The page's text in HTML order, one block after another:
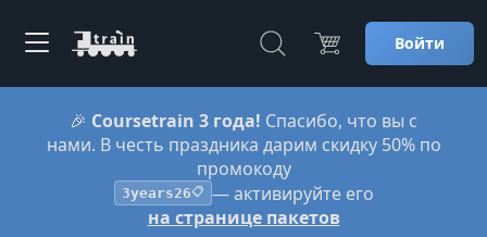
Войти
🎉 Coursetrain 3 года! Спасибо, что вы с
нами. В честь праздника дарим скидку 50% по
промокоду
3years26📋 — активируйте его
на странице пакетов